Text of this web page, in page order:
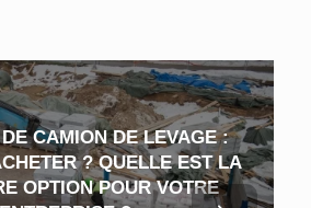
CAMION DE LEVAGE :
? QUELLE EST LA
OPTION POUR VOTRE